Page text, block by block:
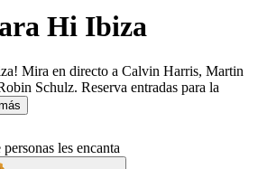
Hi Ibiza
Mira en directo a Calvin Harris, Martin
Schulz. Reserva entradas para la
les encanta